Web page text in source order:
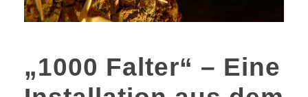
„1000 Falter“ – Eine